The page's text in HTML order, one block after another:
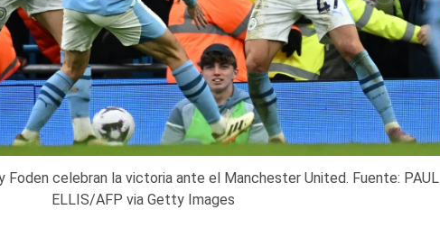
Foden celebran la victoria ante el Manchester United. Fuente: PAUL
ELLIS/AFP via Getty Images